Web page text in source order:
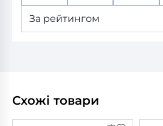
За рейтингом
Схожі товари